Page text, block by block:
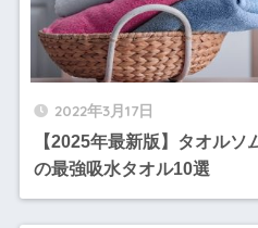
2022年3月17日
【2025年最新版】タオル
の最強吸水タオル10選